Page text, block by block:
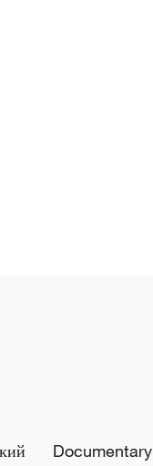
Documentary